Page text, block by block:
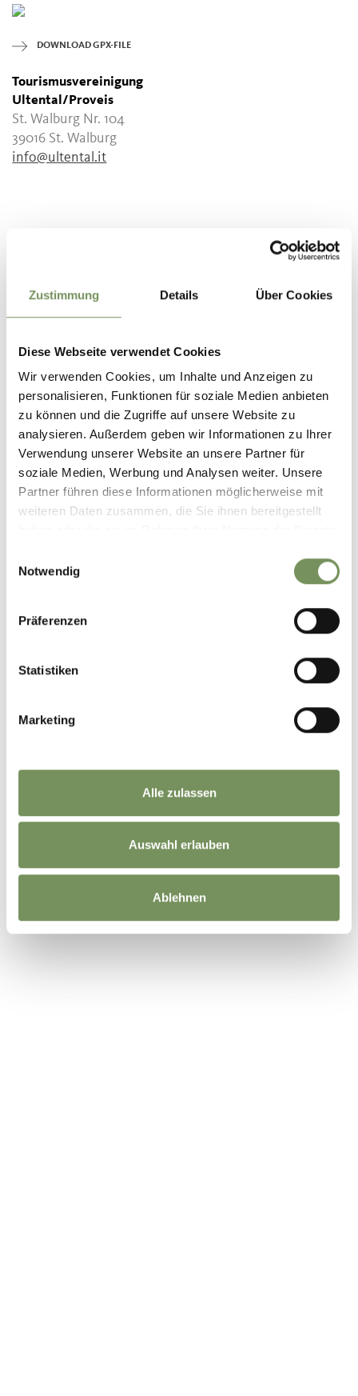
Zustimmung Details Über Cookies
Diese Webseite verwendet Cookies
Wir verwenden Cookies, um Inhalte und Anzeigen zu
personalisieren, Funktionen für soziale Medien anbieten
zu können und die Zugriffe auf unsere Website zu
analysieren. Außerdem geben wir Informationen zu Ihrer
Verwendung unserer Website an unsere Partner für
soziale Medien, Werbung und Analysen weiter. Unsere
Partner führen diese Informationen möglicherweise mit
weiteren Daten zusammen, die Sie ihnen bereitgestellt
Notwendig
Präferenzen
Statistiken
Marketing
Alle zulassen
Auswahl erlauben
Ablehnen
DOWNLOAD GPX-FILE
Tourismusvereinigung
Ultental/Proveis
St. Walburg Nr. 104
39016 St. Walburg
info@ultental.it
NO